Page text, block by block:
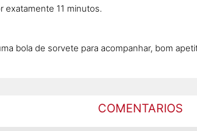
exatamente 11 minutos.
bola de sorvete para acompanhar, bom
COMENTARIOS